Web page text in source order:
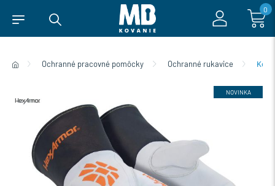
0
Ochranné pracovné pomôcky Ochranné rukavice
NOVINKA